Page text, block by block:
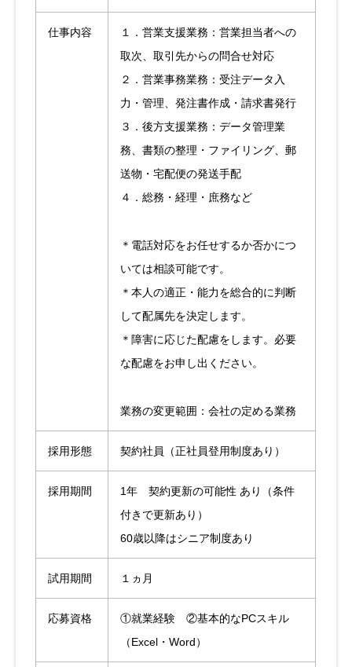
仕事内容
１．営業支援業務：営業担当者への
取次、取引先からの問合せ対応
２．営業事務業務：受注データ入
力・管理、発注書作成・請求書発行
３．後方支援業務：データ管理業
務、書類の整理・ファイリング、郵
送物・宅配便の発送手配
４．総務・経理・庶務など
＊電話対応をお任せするか否かにつ
いては相談可能です。
＊本人の適正・能力を総合的に判断
して配属先を決定します。
＊障害に応じた配慮をします。必要
な配慮をお申し出ください。
業務の変更範囲：会社の定める業務
採用形態 契約社員（正社員登用制度あり）
採用期間
1年 契約更新の可能性 あり（条件
付きで更新あり）
60歳以降はシニア制度あり
試用期間 １ヵ月
応募資格
①就業経験 ②基本的なPCスキル
（Excel・Word）